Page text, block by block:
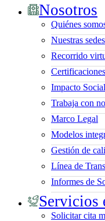
Nosotros
Quiénes
Nuestras sedes
Recorrido
Certificaciones
Impacto Social
Trabaja con
Marco Legal
Modelos
Gestión de
Línea de
Informes de
Servicios
Solicitar cita